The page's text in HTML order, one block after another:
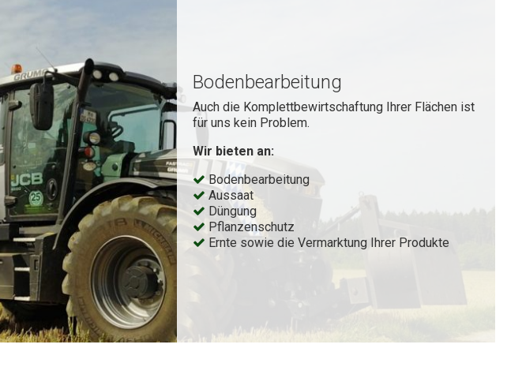
Bodenbearbeitung
Auch die Komplettbewirtschaftung Ihrer Flächen ist
für uns kein Problem.
Wir bieten an:
Bodenbearbeitung
Aussaat
Düngung
Pflanzenschutz
Ernte sowie die Vermarktung Ihrer Produkte